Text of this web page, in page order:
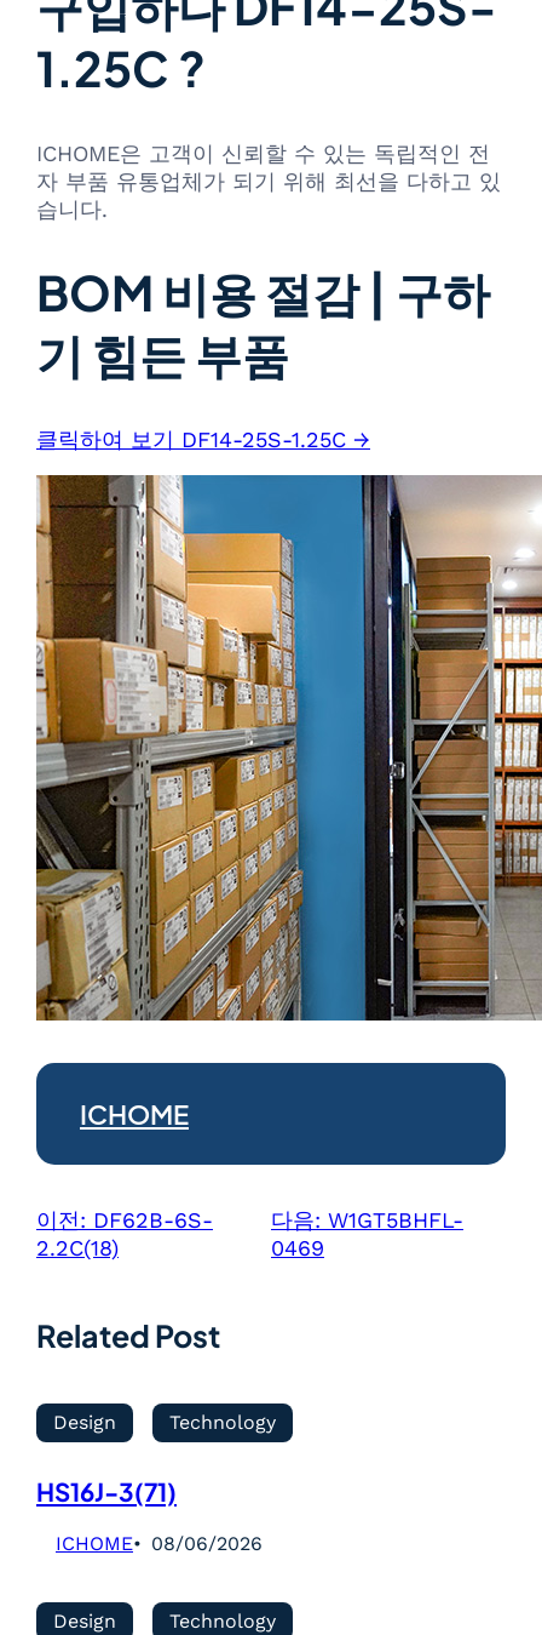
1.25C ?
ICHOME은 고객이 신뢰할 수 있는 독립적인 전
자 부품 유통업체가 되기 위해 최선을 다하고 있
습니다.
BOM 비용 절감 | 구하
기 힘든 부품
클릭하여 보기 DF14-25S-1.25C →
ICHOME
이전: DF62B-6S-
2.2C(18)
다음: W1GT5BHFL-
0469
Related Post
Design Technology
HS16J-3(71)
ICHOME 08/06/2026
Design Technology